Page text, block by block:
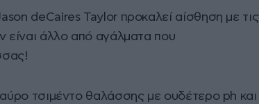
deCaires Taylor προκαλεί αίσθηση με τις
είναι άλλο από αγάλματα που
τσιμέντο θαλάσσης με ουδέτερο ph και